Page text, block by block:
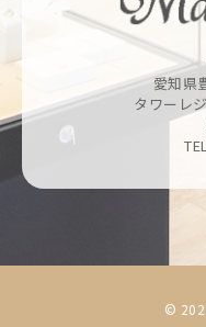
愛知県
タワーレ
©